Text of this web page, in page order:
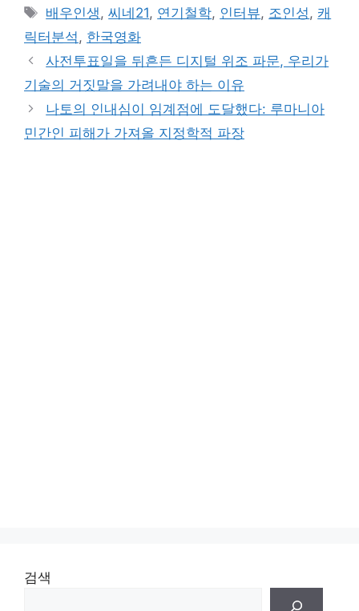
Tags
배우인생 ,씨네21, 연기철학, 인터뷰, 조인성 , 캐
릭터분석 , 한국영화
사전투표일을 뒤흔든 디지털 위조 파문, 우리가
기술의 거짓말을 가려내야 하는 이유
나토의 인내심이 임계점에 도달했다: 루마니아
민간인 피해가 가져올 지정학적 파장
검색